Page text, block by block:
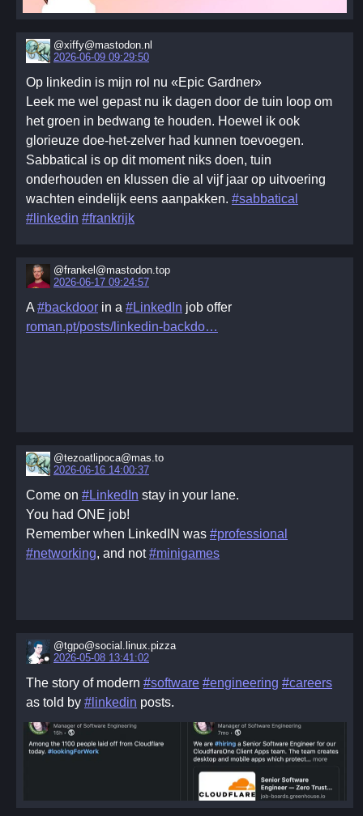
@xiffy@mastodon.nl
2026-06-09 09:29:50
Op linkedin is mijn rol nu «Epic Gardner»
Leek me wel gepast nu ik dagen door de tuin loop om
het groen in bedwang te houden. Hoewel ik ook
glorieuze doe-het-zelver had kunnen toevoegen.
Sabbatical is op dit moment niks doen, tuin
onderhouden en klussen die al vijf jaar op uitvoering
wachten eindelijk eens aanpakken. #sabbatical
#linkedin #frankrijk
@frankel@mastodon.top
2026-06-17 09:24:57
A #backdoor in a #LinkedIn job offer
roman.pt/posts/linkedin-backdo
@tezoatlipoca@mas.to
2026-06-16 14:00:37
Come on #LinkedIn stay in your lane.
You had ONE job!
Remember when LinkedIN was #professional
#networking, and not#minigames
@tgpo@social.linux.pizza
2026-05-08 13:41:02
The story of modern #software #engineering #careers
as told by #linkedin posts.